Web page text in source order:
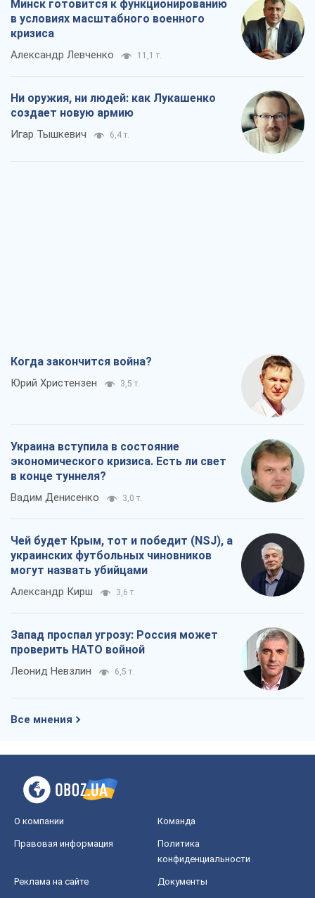
Минск готовится к функционированию
в условиях масштабного военного
кризиса
Александр Левченко 11,1 т.
Ни оружия, ни людей: как Лукашенко
создает новую армию
Игар Тышкевич 6,4 т.
Когда закончится война?
Юрий Христензен 3,5 т.
Украина вступила в состояние
экономического кризиса. Есть ли свет
в конце туннеля?
Вадим Денисенко 3,0 т.
Чей будет Крым, тот и победит (NSJ), а
украинских футбольных чиновников
могут назвать убийцами
Александр Кирш 3,6 т.
Запад проспал угрозу: Россия может
проверить НАТО войной
Леонид Невзлин 6,5 т.
Все мнения
О компании Команда
Правовая информация
Политика
конфиденциальности
Реклама на сайте Документы